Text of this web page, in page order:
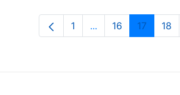
Orrialdea
1 ...Intermediate
Orrialdea
16 Orrialdea
17 18